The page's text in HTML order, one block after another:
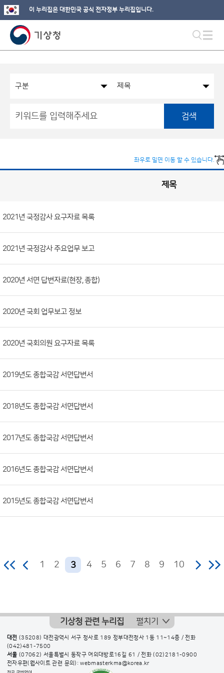
이 누리집은 대한민국 공식 전자정부 누리집입니다.
검색
좌우로 밀면 이동 할 수 있습니다.
보
공
개
게
록
호,
분
류,
제
목,
부
서,
첨
부
파
록
일,
조
회
수)
제목
2021년 국정감사 요구자료 목록
2021년 국정감사 주요업무 보고
2020년 서면 답변자료(현장, 종합)
2020년 국회 업무보고 정보
2020년 국회의원 요구자료 목록
2019년도 종합국감 서면답변서
2018년도 종합국감 서면답변서
2017년도 종합국감 서면답변서
2016년도 종합국감 서면답변서
2015년도 종합국감 서면답변서
1 2 3 4 5 6 7 8 9 10
기상청 관련 누리집 펼치기
대전 (35208) 대전광역시 서구 청사로 189 정부대전청사 1동 11~14층 / 전화
(042)481-7500
서울 (07062) 서울특별시 동작구 여의대방로16길 61 / 전화(02)2181-0900
전자우편(웹사이트 관련 문의): webmasterkma@korea.kr